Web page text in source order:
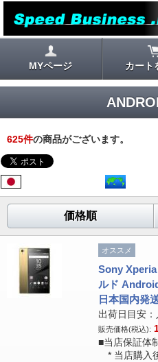
MYページ カート
625件の商品がございます。
価格順
オススメ
Sony
ルド
日本国内発
出荷日目安
販売価格(税込):
■当店保証体
* 当店購入